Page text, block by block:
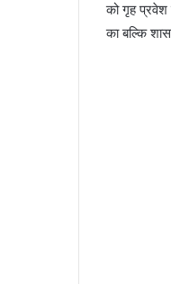
को गृह
का बल्कि